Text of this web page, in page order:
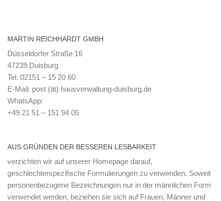
MARTIN REICHHARDT GMBH
Düsseldorfer Straße 16
47239 Duisburg
Tel. 02151 – 15 20 60
E-Mail: post (ät) hausverwaltung-duisburg.de
WhatsApp:
+49 21 51 – 151 94 05
AUS GRÜNDEN DER BESSEREN LESBARKEIT
verzichten wir auf unserer Homepage darauf,
geschlechterspezifische Formulierungen zu verwenden. Soweit
personenbezogene Bezeichnungen nur in der männlichen Form
verwendet werden, beziehen sie sich auf Frauen, Männer und